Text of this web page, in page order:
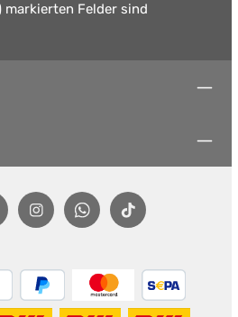
markierten Felder sind